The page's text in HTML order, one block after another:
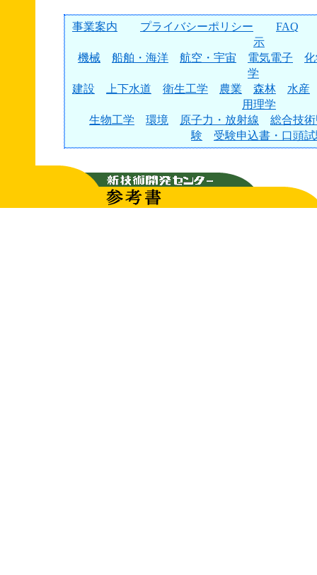
事業案内 プライバシーポリシー
FAQ
示
機械
船舶・海洋 航空・宇宙 電気電子
学
建設
上下水道 衛生工学 農業 森林
水産
用理学
生物工学
環境 原子力・放射線
総合技
験
受験申込書・口頭